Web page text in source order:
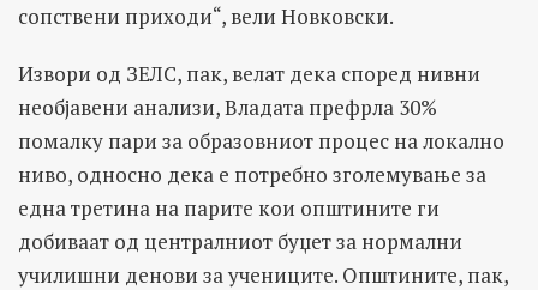
сопствени приходи“, вели Новковски.
Извори од ЗЕЛС, пак, велат дека според нивни
необјавени анализи, Владата префрла 30%
помалку пари за образовниот процес на локално
ниво, односно дека е потребно зголемување за
една третина на парите кои општините ги
добиваат од централниот буџет за нормални
училишни денови за учениците. Општините, пак,